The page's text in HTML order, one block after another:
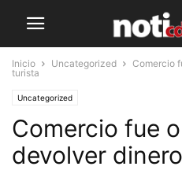
Inicio Uncategorized
Comercio
turista
Uncategorized
Comercio fue
devolver